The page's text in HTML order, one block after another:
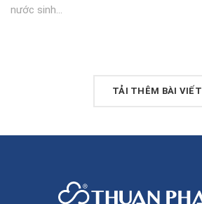
nước sinh...
TẢI THÊM BÀI VIẾT